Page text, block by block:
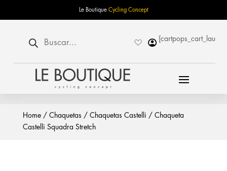
Le Boutique Cycling Concept
productos
Home/ Chaquetas / Chaquetas Castelli / Chaqueta
Castelli Squadra Stretch